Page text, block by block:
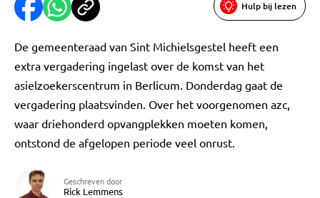
Hulp bij lezen
De gemeenteraad van Sint Michielsgestel heeft een
extra vergadering ingelast over de komst van het
asielzoekerscentrum in Berlicum. Donderdag gaat de
vergadering plaatsvinden. Over het voorgenomen azc,
waar driehonderd opvangplekken moeten komen,
ontstond de afgelopen periode veel onrust.
Geschreven door
Rick Lemmens